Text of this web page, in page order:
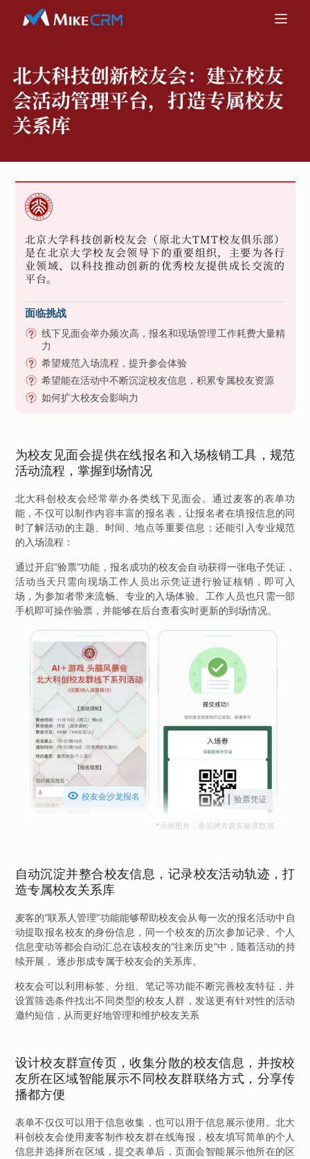
北大科技创新校友会： 建立校友
会活动管理平台，打造专属校友
关系库
北京大学科技创新校友会（原北大TMT校友俱乐部）
是在北京大学校友会领导下的重要组织，主要为各行
业领域、以科技推动创新的优秀校友提供成长交流的
平台。
面临挑战
线下见面会举办频次高，报名和现场管理工作耗费大量精
力
希望规范入场流程，提升参会体验
希望能在活动中不断沉淀校友信息，积累专属校友资源
如何扩大校友会影响力
为校友见面会提供在线报名和入场核销工具，规范
活动流程，掌握到场情况
北大科创校友会经常举办各类线下见面会。通过麦客的表单功
能，不仅可以制作内容丰富的报名表，让报名者在填报信息的同
时了解活动的主题、时间、地点等重要信息；还能引入专业规范
的入场流程：
通过开启“验票”功能，报名成功的校友会自动获得一张电子凭证，
活动当天只需向现场工作人员出示凭证进行验证核销，即可入
场，为参加者带来流畅、专业的入场体验。工作人员也只需一部
手机即可操作验票，并能够在后台查看实时更新的到场情况。
 校友会沙龙报名 验票凭证
*示例图片，非品牌方真实验票数据
自动沉淀并整合校友信息，记录校友活动轨迹，打
造专属校友关系库
麦客的“联系人管理”功能能够帮助校友会从每一次的报名活动中自
动提取报名校友的身份信息，同一个校友的历次参加记录、个人
信息变动等都会自动汇总在该校友的“往来历史”中，随着活动的持
续开展， 逐步形成专属于校友会的关系库。
校友会可以利用标签、分组、笔记等功能不断完善校友特征，并
设置筛选条件找出不同类型的校友人群，发送更有针对性的活动
邀约短信，从而更好地管理和维护校友关系
设计校友群宣传页，收集分散的校友信息，并按校
友所在区域智能展示不同校友群联络方式，分享传
播都方便
表单不仅仅可以用于信息收集，也可以用于信息展示使用。北大
科创校友会使用麦客制作校友群在线海报，校友填写简单的个人
信息并选择所在区域，提交表单后，页面会智能展示他所在的区